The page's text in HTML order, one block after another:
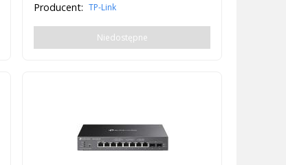
Producent: TP-Link
Niedostępne